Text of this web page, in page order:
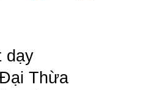
dạy
Thừa